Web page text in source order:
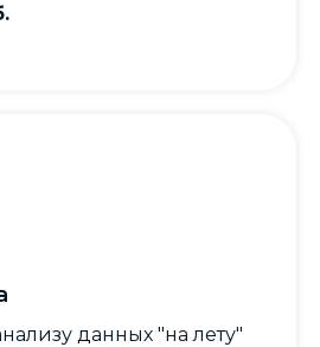
данных "на лету"